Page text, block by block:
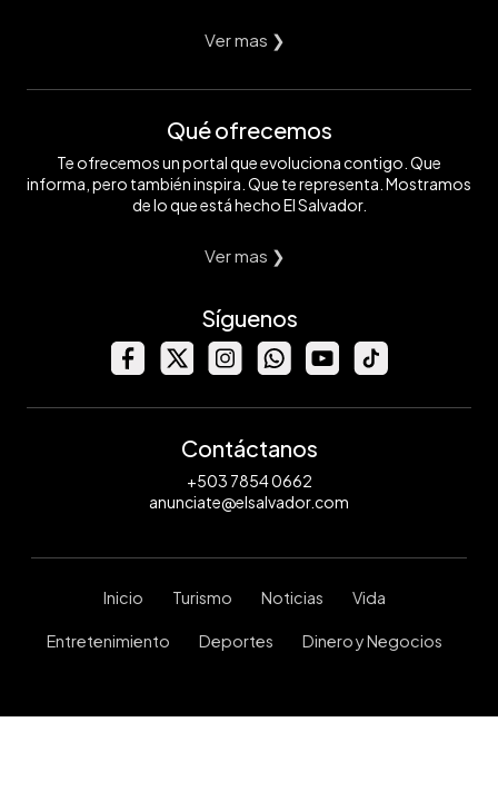
Ver mas ❯
Qué ofrecemos
Te ofrecemos un portal que evoluciona contigo. Que
informa, pero también inspira. Que te representa. Mostramos
de lo que está hecho El Salvador.
Ver mas ❯
Síguenos
Contáctanos
+503 7854 0662
anunciate@elsalvador.com
Inicio Turismo Noticias Vida
Entretenimiento Deportes Dinero y Negocios